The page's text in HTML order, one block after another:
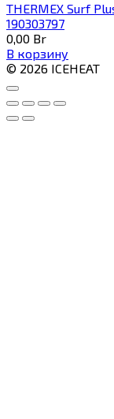
THERMEX Surf
190303797
0,00 Br
В корзину
© 2026 ICEHEAT